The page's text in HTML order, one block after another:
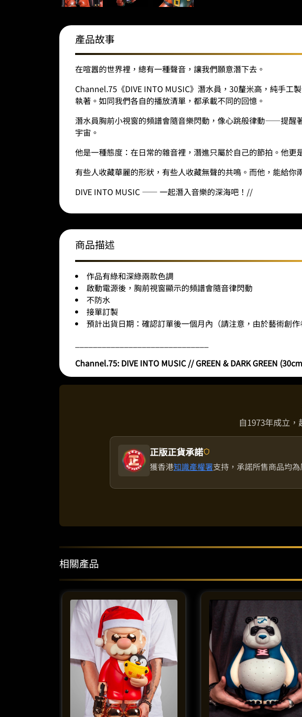
產品故事
在喧囂的世界裡，總有一種聲音，讓我們願意潛下去。
Channel.75《DIVE INTO MUSIC》潛水員，30釐米高，純手工
執著。如同我們各自的播放清單，都承載不同的回憶。
潛水員胸前小視窗的頻譜會隨音樂閃動，像心跳般律動——提醒
宇宙。
他是一種態度：在日常的雜音裡，潛進只屬於自己的節拍。他
有些人收藏華麗的形狀，有些人收藏無聲的共鳴。而他，能給你
DIVE INTO MUSIC —— 一起潛入音樂的深海吧！ //
商品描述
作品有綠和深綠兩款色調
啟動電源後，胸前視窗顯示的頻譜會隨音律閃動
不防水
接單訂製
預計出貨日期：確認訂單後一個月內（請注意，由於藝術創
Channel.75: DIVE INTO MUSIC // GREEN & DARK GREEN
自1973年成立
正版正貨承諾
獲香港知識產權署支持，承諾所售商品均
相關產品